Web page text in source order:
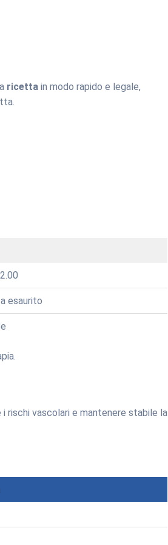
ricetta in modo rapido e legale,
esaurito
rischi vascolari e mantenere stabile la